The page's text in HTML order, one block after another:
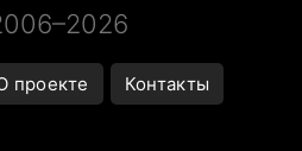
проекте Контакты